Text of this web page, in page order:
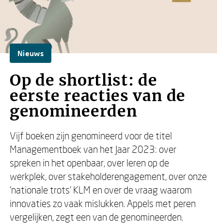
Nieuws
Op de shortlist: de
eerste reacties van de
genomineerden
Vijf boeken zijn genomineerd voor de titel
Managementboek van het Jaar 2023: over
spreken in het openbaar, over leren op de
werkplek, over stakeholderengagement, over onze
‘nationale trots’ KLM en over de vraag waarom
innovaties zo vaak mislukken. Appels met peren
vergelijken, zegt een van de genomineerden.